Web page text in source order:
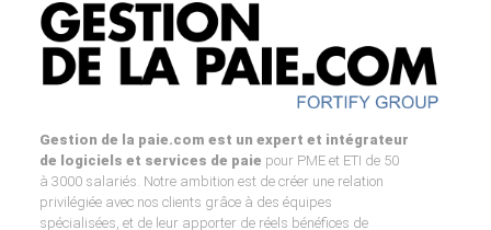
Gestion de la paie.com est un expert et intégrateur
de logiciels et services de paie pour PME et ETI de 50
à 3000 salariés. Notre ambition est de créer une relation
privilégiée avec nos clients grâce à des équipes
spécialisées, et de leur apporter de réels bénéfices de